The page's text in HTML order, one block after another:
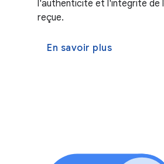
l'authenticité et l'intégrité de
reçue.
En savoir plus